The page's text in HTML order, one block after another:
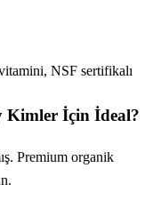
NSF sertifikalı
Kimler İçin İdeal?
Premium organik